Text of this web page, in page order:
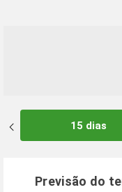
15 dias
Previsão do